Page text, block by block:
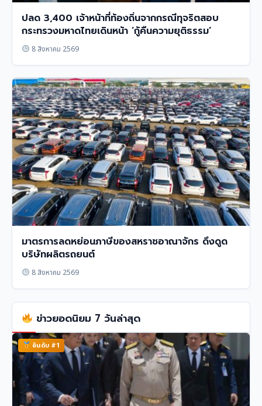
ปลด 3,400 เจ้าหน้าที่ท้องถิ่นจากกรณีทุจริตสอบ
กระทรวงมหาดไทยเดินหน้า ‘กู้คืนความยุติธรรม’
8 สิงหาคม 2569
มาตรการลดหย่อนภาษีของสหราชอาณาจักร ดึงดูด
บริษัทผลิตรถยนต์
8 สิงหาคม 2569
ข่าวยอดนิยม 7 วันล่าสุด
อันดับ #1